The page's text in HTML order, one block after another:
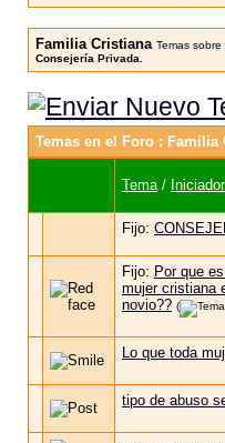
Familia Cristiana Temas
Consejería Privada.
Temas en el Foro : Familia
Tema/
Fijo:
Fijo: Por que
mujer cristiana
novio?? (
Lo que toda
tipo de abuso